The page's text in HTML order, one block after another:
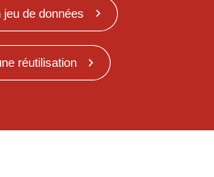
jeu de données
réutilisation